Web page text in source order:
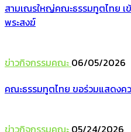
สามเณรใหญ่คณะธรรมทูตไทย เ
พระสงฆ์
ข่าวกิจกรรมคณะ 06/05/2026
คณะธรรมทูตไทย ขอร่วมแสดง